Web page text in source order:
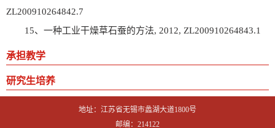
ZL200910264842.7
15、一种工业干燥草石蚕的方法, 2012, ZL200910264843.1
承担教学
研究生培养
地址：江苏省无锡市蠡湖大道1800号
邮编：214122